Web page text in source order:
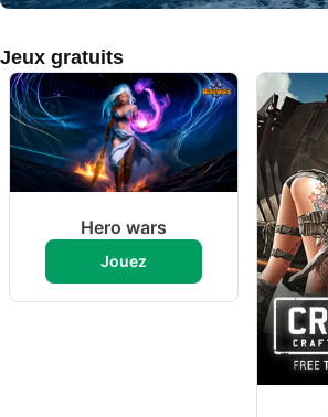
Jeux gratuits
Hero wars
Jouez